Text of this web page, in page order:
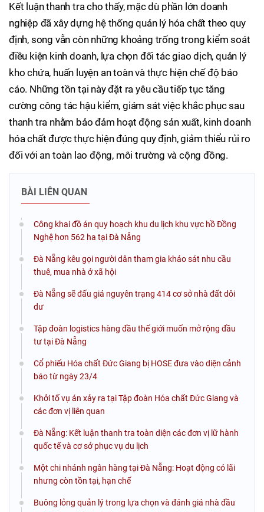
Kết luận thanh tra cho thấy, mặc dù phần lớn doanh
nghiệp đã xây dựng hệ thống quản lý hóa chất theo quy
định, song vẫn còn những khoảng trống trong kiểm soát
điều kiện kinh doanh, lựa chọn đối tác giao dịch, quản lý
kho chứa, huấn luyện an toàn và thực hiện chế độ báo
cáo. Những tồn tại này đặt ra yêu cầu tiếp tục tăng
cường công tác hậu kiểm, giám sát việc khắc phục sau
thanh tra nhằm bảo đảm hoạt động sản xuất, kinh doanh
hóa chất được thực hiện đúng quy định, giảm thiểu rủi ro
đối với an toàn lao động, môi trường và cộng đồng.
BÀI LIÊN QUAN
Công khai đồ án quy hoạch khu du lịch khu vực hồ Đồng
Nghệ hơn 562 ha tại Đà Nẵng
Đà Nẵng kêu gọi người dân tham gia khảo sát nhu cầu
thuê, mua nhà ở xã hội
Đà Nẵng sẽ đấu giá nguyên trạng 414 cơ sở nhà đất dôi
dư
Tập đoàn logistics hàng đầu thế giới muốn mở rộng đầu
tư tại Đà Nẵng
Cổ phiếu Hóa chất Đức Giang bị HOSE đưa vào diện cảnh
báo từ ngày 23/4
Khởi tố vụ án xảy ra tại Tập đoàn Hóa chất Đức Giang và
các đơn vị liên quan
Đà Nẵng: Kết luận thanh tra toàn diện các đơn vị lữ hành
quốc tế và cơ sở phục vụ du lịch
Một chi nhánh ngân hàng tại Đà Nẵng: Hoạt động có lãi
nhưng còn tồn tại, hạn chế
Buông lỏng quản lý trong lựa chọn và đánh giá nhà đầu